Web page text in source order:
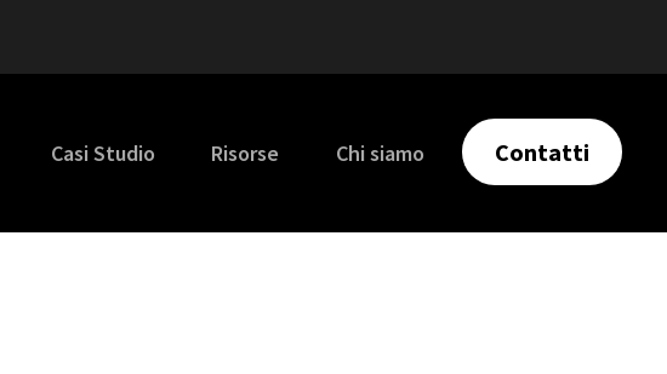
Casi Studio Risorse Chi siamo Contatti